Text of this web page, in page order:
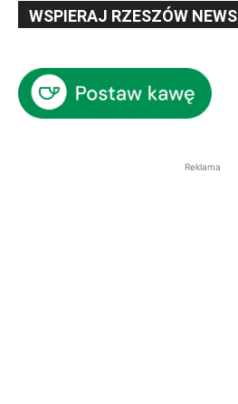
WSPIERAJ RZESZÓW NEWS
Reklama